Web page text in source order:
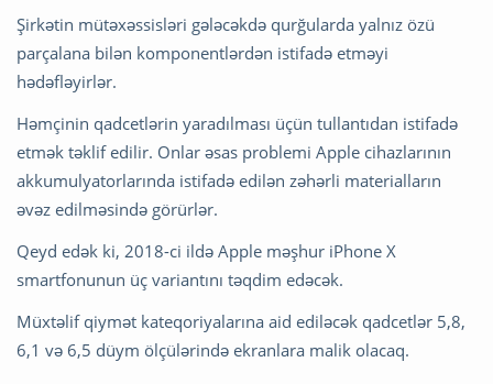
Şirkətin mütəxəssisləri gələcəkdə qurğularda yalnız özü
parçalana bilən komponentlərdən istifadə etməyi
hədəfləyirlər.
Həmçinin qadcetlərin yaradılması üçün tullantıdan istifadə
etmək təklif edilir. Onlar əsas problemi Apple cihazlarının
akkumulyatorlarında istifadə edilən zəhərli materialların
əvəz edilməsində görürlər.
Qeyd edək ki, 2018-ci ildə Apple məşhur iPhone X
smartfonunun üç variantını təqdim edəcək.
Müxtəlif qiymət kateqoriyalarına aid ediləcək qadcetlər 5,8,
6,1 və 6,5 düym ölçülərində ekranlara malik olacaq.